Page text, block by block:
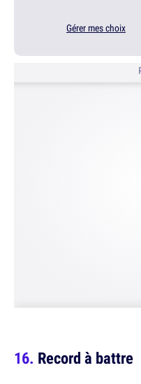
Gérer mes choix
Record à battre